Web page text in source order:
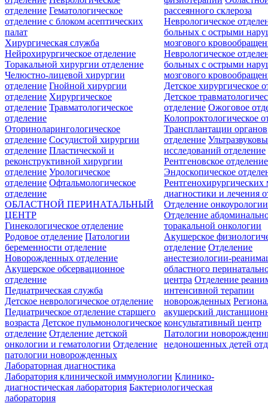
отделение Гематологическое
отделение c блоком асептических
палат
рассеянного склероза
Неврологическое
больных с острыми
мозгового
Неврологическое
больных с острыми
мозгового
Хирургическая служба
Нейрохирургическое отделение
Торакальной хирургии отделение
Челюстно-лицевой хирургии
отделение Гнойной хирургии
отделение Хирургическое
отделение Травматологическое
отделение
Оториноларингологическое
отделение Сосудистой хирургии
отделение Пластической и
реконструктивной хирургии
отделение Урологическое
отделение Офтальмологическое
отделение
Детское хирургическое
Детское
отделение Ожоговое
Колопроктологическое
Трансплантации органов
отделение
исследований отделение
Рентгеновское отделение
Эндоскопическое
Рентгенохирургических
диагностики и лечения
Отделение онкоурологии
Отделение
торакальной онкологии
ОБЛАСТНОЙ ПЕРИНАТАЛЬНЫЙ
ЦЕНТР
Гинекологическое отделение
Родовое отделение Патологии
беременности отделение
Новорожденных отделение
Акушерское обсервационное
отделение
Акушерское
отделение Отделение
анестезиологии-
областного
центра Отделение
интенсивной терапии
новорожденных
акушерский
консультативный центр
Патологии
недоношенных детей
Педиатрическая служба
Детское неврологическое отделение
Педиатрическое отделение старшего
возраста Детское пульмонологическое
отделение Отделение детской
онкологии и гематологии Отделение
патологии новорожденных
Лабораторная диагностика
Лаборатория клинической иммунологии Клинико-
диагностическая лаборатория Бактериологическая
лаборатория